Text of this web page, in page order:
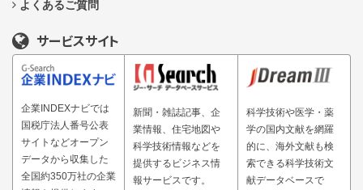
よくあるご質問
サービスサイト
企業INDEXナビでは
国税庁法人番号公表
サイトなどオープン
データから収集した
全国約350万社の企業
新聞・雑誌記事、企
業情報、住宅地図や
科学技術情報などを
提供するビジネス情
報サービスです。
科学技術や医学・薬
学の国内文献を網羅
的に、海外文献も検
索できる科学技術文
献データベースで